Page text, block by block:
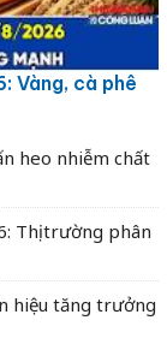
Vàng, cà phê
heo nhiễm chất
Thị trường phân
hiệu tăng trưởng